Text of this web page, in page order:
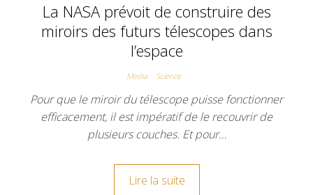
La NASA prévoit de construire des
miroirs des futurs télescopes dans
l’espace
Media Science
Pour que le miroir du télescope puisse fonctionner
efficacement, il est impératif de le recouvrir de
plusieurs couches. Et pour…
Lire la suite